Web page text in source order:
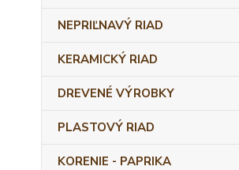
NEPRIĽNAVÝ RIAD
KERAMICKÝ RIAD
DREVENÉ VÝROBKY
PLASTOVÝ RIAD
KORENIE - PAPRIKA